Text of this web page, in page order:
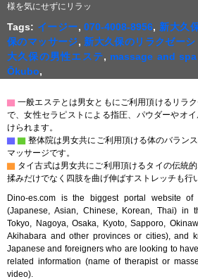
様を気にせずにリラッ
Tags: イージー,070-4008-8956, 新大久
保のマッサージ, 新大久保のリラクゼーシ
大久保の男性エステ, massage and
Ōkubo,
▇ 一般エステとは男女ともにご利用頂けるリラ
で、女性セラピストによる指圧、パウダーやオ
けられます。
▇ ▇ 整体院は男女共にご利用頂ける体のバラン
マッサージです。
▇ タイ古式は男女共にご利用頂けるタイの伝統
揉みだけでなく四肢を曲げ伸ばすストレッチも行
Dino-es.com is the biggest portal website
(Japanese, Asian, Chinese, Korean, Thai) in
Tokyo, Nagoya, Osaka, Kyoto, Sapporo,
Akihabara and other provinces or cities), and
Japanese and foreigners who are looking to
related information (name of therapist or
video).